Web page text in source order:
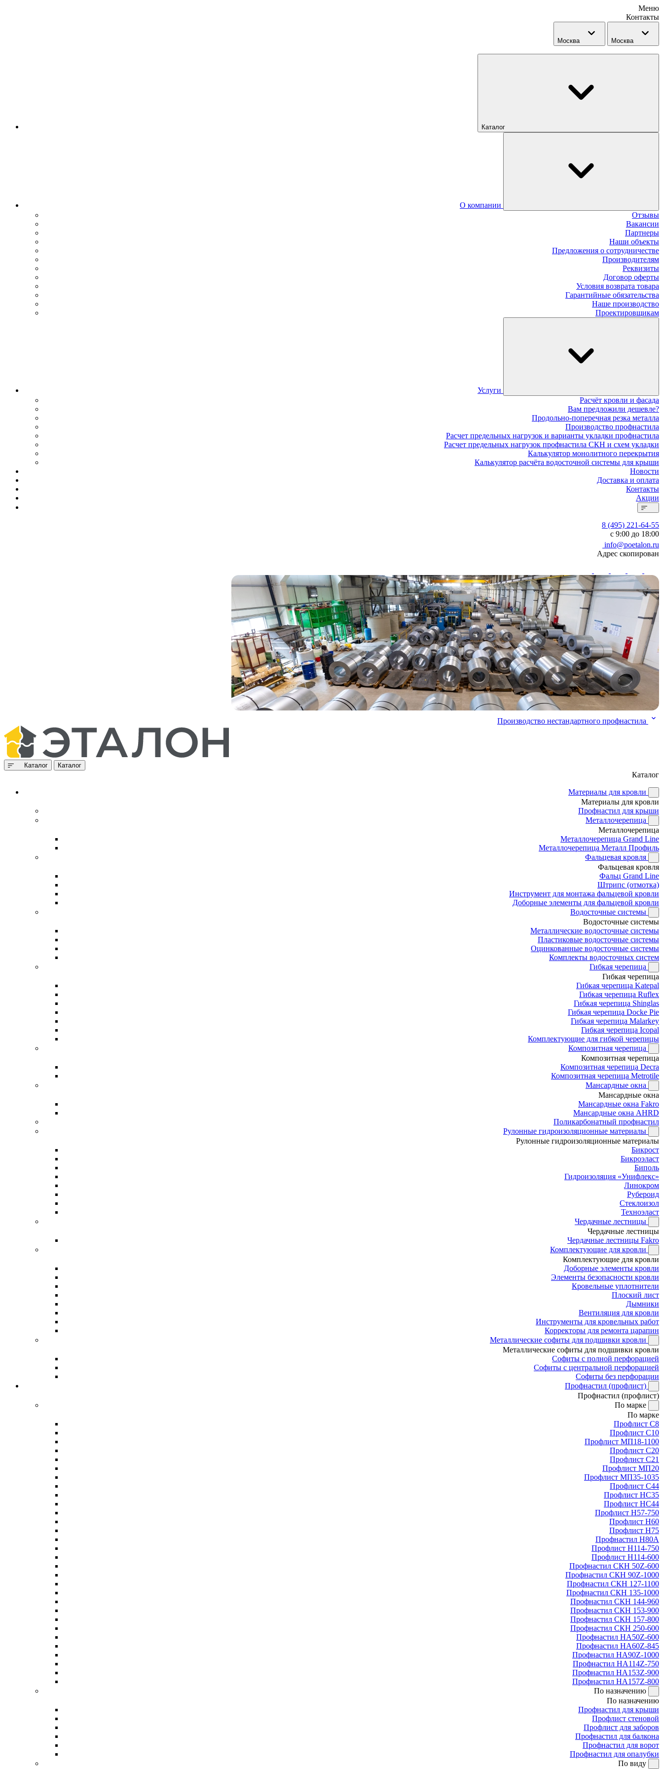
Меню
Контакты
Москва Москва
Каталог
О компании
Отзывы
Вакансии
Партнеры
Наши объекты
Предложения о сотрудничестве
Производителям
Реквизиты
Договор оферты
Условия возврата товара
Гарантийные обязательства
Наше производство
Проектировщикам
Услуги
Расчёт кровли и фасада
Вам предложили дешевле?
Продольно-поперечная резка металла
Производство профнастила
Расчет предельных нагрузок и варианты укладки профнастила
Расчет предельных нагрузок профнастила СКН и схем укладки
Калькулятор монолитного перекрытия
Калькулятор расчёта водосточной системы для крыши
Новости
Доставка и оплата
Контакты
Акции
8 (495) 221-64-55
с 9:00 до 18:00
info@poetalon.ru
Адрес скопирован
Производство нестандартного профнастила
Каталог Каталог
Каталог
Материалы для кровли
Материалы для кровли
Профнастил для крыши
Металлочерепица
Металлочерепица
Металлочерепица Grand Line
Металлочерепица Металл Профиль
Фальцевая кровля
Фальцевая кровля
Фальц Grand Line
Штрипс (отмотка)
Инструмент для монтажа фальцевой кровли
Доборные элементы для фальцевой кровли
Водосточные системы
Водосточные системы
Металлические водосточные системы
Пластиковые водосточные системы
Оцинкованные водосточные системы
Комплекты водосточных систем
Гибкая черепица
Гибкая черепица
Гибкая черепица Katepal
Гибкая черепица Ruflex
Гибкая черепица Shinglas
Гибкая черепица Docke Pie
Гибкая черепица Malarkey
Гибкая черепица Icopal
Комплектующие для гибкой черепицы
Композитная черепица
Композитная черепица
Композитная черепица Decra
Композитная черепица Metrotile
Мансардные окна
Мансардные окна
Мансардные окна Fakro
Мансардные окна AHRD
Поликарбонатный профнастил
Рулонные гидроизоляционные материалы
Рулонные гидроизоляционные материалы
Бикрост
Бикроэласт
Биполь
Гидроизоляция «Унифлекс»
Линокром
Рубероид
Стеклоизол
Техноэласт
Чердачные лестницы
Чердачные лестницы
Чердачные лестницы Fakro
Комплектующие для кровли
Комплектующие для кровли
Доборные элементы кровли
Элементы безопасности кровли
Кровельные уплотнители
Плоский лист
Дымники
Вентиляция для кровли
Инструменты для кровельных работ
Корректоры для ремонта царапин
Металлические софиты для подшивки кровли
Металлические софиты для подшивки кровли
Софиты с полной перфорацией
Софиты с центральной перфорацией
Софиты без перфорации
Профнастил (профлист)
Профнастил (профлист)
По марке
По марке
Профлист С8
Профлист С10
Профлист МП18-1100
Профлист С20
Профлист С21
Профлист МП20
Профлист МП35-1035
Профлист С44
Профлист НС35
Профлист НС44
Профлист Н57-750
Профлист Н60
Профлист Н75
Профнастил Н80А
Профлист Н114-750
Профлист Н114-600
Профнастил СКН 50Z-600
Профнастил СКН 90Z-1000
Профнастил СКН 127-1100
Профнастил СКН 135-1000
Профнастил СКН 144-960
Профнастил СКН 153-900
Профнастил СКН 157-800
Профнастил СКН 250-600
Профнастил НА50Z-600
Профнастил НА60Z-845
Профнастил НА90Z-1000
Профнастил НА114Z-750
Профнастил НА153Z-900
Профнастил НА157Z-800
По назначению
По назначению
Профнастил для крыши
Профлист стеновой
Профлист для заборов
Профнастил для балкона
Профнастил для ворот
Профнастил для опалубки
По виду